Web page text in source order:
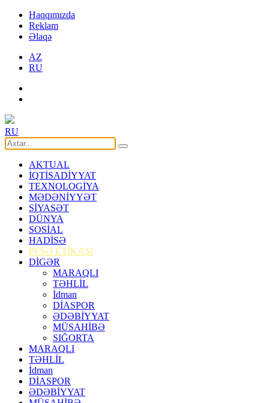
Haqqımızda
Reklam
Əlaqə
AZ
RU
RU
AKTUAL
İQTİSADİYYAT
TEXNOLOGİYA
MƏDƏNİYYƏT
SİYASƏT
DÜNYA
SOSİAL
HADİSƏ
PEŞƏ ETİKASI
DİGƏR
MARAQLI
TƏHLİL
İdman
DİASPOR
ƏDƏBİYYAT
MÜSAHİBƏ
SIĞORTA
MARAQLI
TƏHLİL
İdman
DİASPOR
ƏDƏBİYYAT